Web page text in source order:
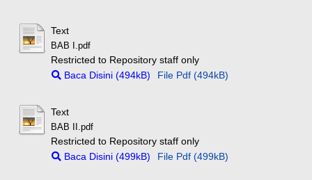
Text
BAB I.pdf
Restricted to Repository staff only
Baca Disini (494kB)
File Pdf (494kB)
Text
BAB II.pdf
Restricted to Repository staff only
Baca Disini (499kB)
File Pdf (499kB)